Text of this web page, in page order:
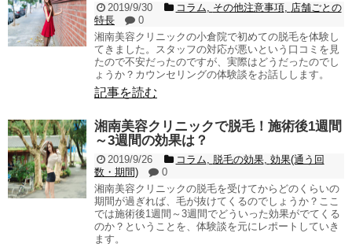
2019/9/30 コラム その他注意事項,
店舗ごとの
特長
0
湘南美容クリニックの小倉院で初めての脱毛を体験し
てきました。スタッフの対応が悪いという口コミを見
たので不安だったのですが、実際はどうだったのでし
ょうか？カウンセリングの体験談をお話しします。
記事を読む
湘南美容クリニックで脱毛！施術後1週間
～3週間の効果は？
2019/9/26 コラム 脱毛の効果, 効果(通う回
数・期間)
0
湘南美容クリニックの脱毛を受けてからどのくらいの
期間が過ぎれば、毛が抜けてくるのでしょうか？ここ
では施術後1週間～3週間でどういった効果がでてくる
のか？ということを、体験談を元にレポートしていき
ます。